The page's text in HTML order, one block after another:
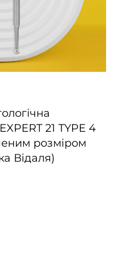
21 TYPE 4
розміром
Відаля)